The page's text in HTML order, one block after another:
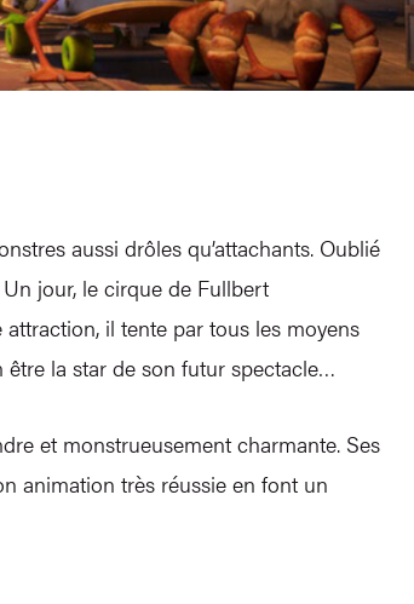
aussi drôles qu’attachants. Oublié
Un jour, le cirque de Fullbert
il tente par tous les moyens
être la star de son futur spectacle…
et monstrueusement charmante. Ses
animation très réussie en font un